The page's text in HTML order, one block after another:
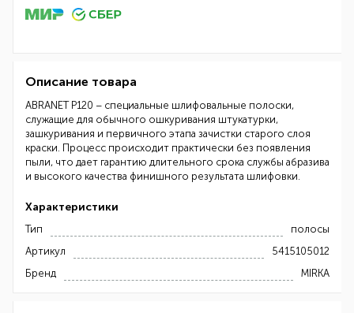
Описание товара
ABRANET P120 – специальные шлифовальные полоски,
служащие для обычного ошкуривания штукатурки,
зашкуривания и первичного этапа зачистки старого слоя
краски. Процесс происходит практически без появления
пыли, что дает гарантию длительного срока службы абразива
и высокого качества финишного результата шлифовки.
Характеристики
Тип
полосы
Артикул
5415105012
Бренд
MIRKA